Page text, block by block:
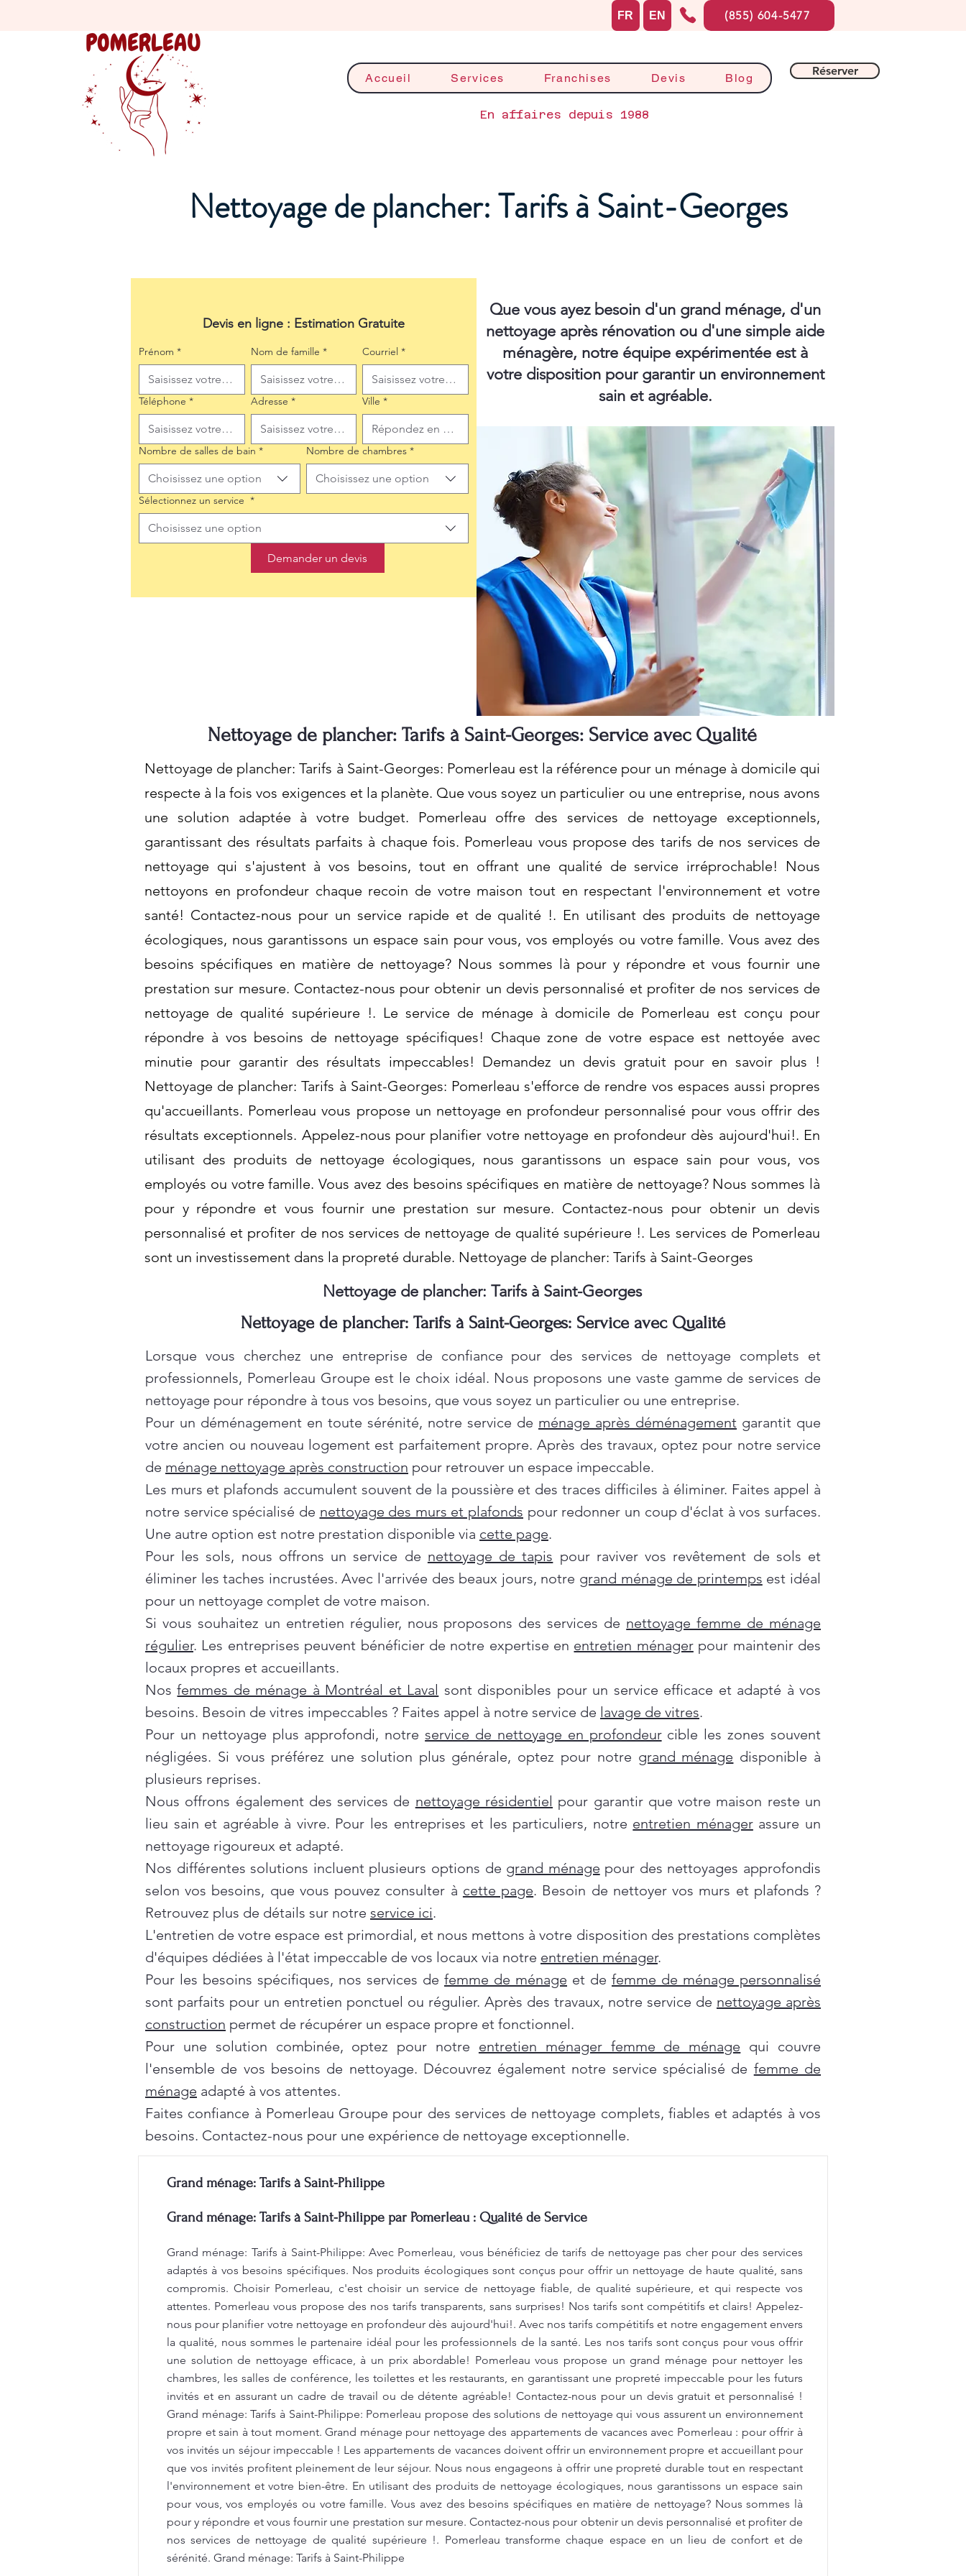
Accueil Services Franchises Devis Blog
Réserver
En affaires depuis 1988
FR EN (855) 604-5477
Nettoyage de plancher: Tarifs à Saint-Georges
Devis en ligne : Estimation Gratuite
Prénom * Nom de famille * Courriel *
Téléphone * Adresse * Ville *
Nombre de salles de bain *
Choisissez une option
Nombre de chambres *
Choisissez une option
Sélectionnez un service *
Choisissez une option
Demander un devis
Que vous ayez besoin d'un grand ménage, d'un
nettoyage après rénovation ou d'une simple aide
ménagère, notre équipe expérimentée est à
votre disposition pour garantir un environnement
sain et agréable.
Nettoyage de plancher: Tarifs à Saint-Georges: Service avec Qualité
Nettoyage de plancher: Tarifs à Saint-Georges: Pomerleau est la référence pour un ménage à domicile qui
respecte à la fois vos exigences et la planète. Que vous soyez un particulier ou une entreprise, nous avons
une solution adaptée à votre budget. Pomerleau offre des services de nettoyage exceptionnels,
garantissant des résultats parfaits à chaque fois. Pomerleau vous propose des tarifs de nos services de
nettoyage qui s'ajustent à vos besoins, tout en offrant une qualité de service irréprochable! Nous
nettoyons en profondeur chaque recoin de votre maison tout en respectant l'environnement et votre
santé! Contactez-nous pour un service rapide et de qualité !. En utilisant des produits de nettoyage
écologiques, nous garantissons un espace sain pour vous, vos employés ou votre famille. Vous avez des
besoins spécifiques en matière de nettoyage? Nous sommes là pour y répondre et vous fournir une
prestation sur mesure. Contactez-nous pour obtenir un devis personnalisé et profiter de nos services de
nettoyage de qualité supérieure !. Le service de ménage à domicile de Pomerleau est conçu pour
répondre à vos besoins de nettoyage spécifiques! Chaque zone de votre espace est nettoyée avec
minutie pour garantir des résultats impeccables! Demandez un devis gratuit pour en savoir plus !
Nettoyage de plancher: Tarifs à Saint-Georges: Pomerleau s'efforce de rendre vos espaces aussi propres
qu'accueillants. Pomerleau vous propose un nettoyage en profondeur personnalisé pour vous offrir des
résultats exceptionnels. Appelez-nous pour planifier votre nettoyage en profondeur dès aujourd'hui!. En
utilisant des produits de nettoyage écologiques, nous garantissons un espace sain pour vous, vos
employés ou votre famille. Vous avez des besoins spécifiques en matière de nettoyage? Nous sommes là
pour y répondre et vous fournir une prestation sur mesure. Contactez-nous pour obtenir un devis
personnalisé et profiter de nos services de nettoyage de qualité supérieure !. Les services de Pomerleau
sont un investissement dans la propreté durable. Nettoyage de plancher: Tarifs à Saint-Georges
Nettoyage de plancher: Tarifs à Saint-Georges
Nettoyage de plancher: Tarifs à Saint-Georges: Service avec Qualité
Lorsque vous cherchez une entreprise de confiance pour des services de nettoyage complets et
professionnels, Pomerleau Groupe est le choix idéal. Nous proposons une vaste gamme de services de
nettoyage pour répondre à tous vos besoins, que vous soyez un particulier ou une entreprise.
Pour un déménagement en toute sérénité, notre service de ménage après déménagement garantit que
votre ancien ou nouveau logement est parfaitement propre. Après des travaux, optez pour notre service
de ménage nettoyage après construction pour retrouver un espace impeccable.
Les murs et plafonds accumulent souvent de la poussière et des traces difficiles à éliminer. Faites appel à
notre service spécialisé de nettoyage des murs et plafonds pour redonner un coup d'éclat à vos surfaces.
Une autre option est notre prestation disponible via cette page.
Pour les sols, nous offrons un service de nettoyage de tapis pour raviver vos revêtement de sols et
éliminer les taches incrustées. Avec l'arrivée des beaux jours, notre grand ménage de printemps est idéal
pour un nettoyage complet de votre maison.
Si vous souhaitez un entretien régulier, nous proposons des services de nettoyage femme de ménage
régulier. Les entreprises peuvent bénéficier de notre expertise en entretien ménagerpour maintenir des
locaux propres et accueillants.
Nosfemmes de ménage à Montréal et Laval sont disponibles pour un service efficace et adapté à vos
besoins. Besoin de vitres impeccables ? Faites appel à notre service de lavage de vitres.
Pour un nettoyage plus approfondi, notreservice de nettoyage en profondeurcible les zones souvent
négligées. Si vous préférez une solution plus générale, optez pour notre grand ménage disponible à
plusieurs reprises.
Nous offrons également des services de nettoyage résidentiel pour garantir que votre maison reste un
lieu sain et agréable à vivre. Pour les entreprises et les particuliers, notre entretien ménagerassure un
nettoyage rigoureux et adapté.
Nos différentes solutions incluent plusieurs options de grand ménage pour des nettoyages approfondis
selon vos besoins, que vous pouvez consulter à cette page. Besoin de nettoyer vos murs et plafonds ?
Retrouvez plus de détails sur notre service ici.
L'entretien de votre espace est primordial, et nous mettons à votre disposition des prestations complètes
d'équipes dédiées à l'état impeccable de vos locaux via notre entretien ménager.
Pour les besoins spécifiques, nos services de femme de ménage et de femme de ménage personnalisé
sont parfaits pour un entretien ponctuel ou régulier. Après des travaux, notre service de nettoyage après
construction permet de récupérer un espace propre et fonctionnel.
Pour une solution combinée, optez pour notre entretien ménager femme de ménage qui couvre
l'ensemble de vos besoins de nettoyage. Découvrez également notre service spécialisé de femme de
ménage adapté à vos attentes.
Faites confiance à Pomerleau Groupe pour des services de nettoyage complets, fiables et adaptés à vos
besoins. Contactez-nous pour une expérience de nettoyage exceptionnelle.
Grand ménage: Tarifs à Saint-Philippe
Grand ménage: Tarifs à Saint-Philippe par Pomerleau : Qualité de Service
Grand ménage: Tarifs à Saint-Philippe: Avec Pomerleau, vous bénéficiez de tarifs de nettoyage pas cher pour des services
adaptés à vos besoins spécifiques. Nos produits écologiques sont conçus pour offrir un nettoyage de haute qualité, sans
compromis. Choisir Pomerleau, c'est choisir un service de nettoyage fiable, de qualité supérieure, et qui respecte vos
attentes. Pomerleau vous propose des nos tarifs transparents, sans surprises! Nos tarifs sont compétitifs et clairs! Appelez-
nous pour planifier votre nettoyage en profondeur dès aujourd'hui!. Avec nos tarifs compétitifs et notre engagement envers
la qualité, nous sommes le partenaire idéal pour les professionnels de la santé. Les nos tarifs sont conçus pour vous offrir
une solution de nettoyage efficace, à un prix abordable! Pomerleau vous propose un grand ménage pour nettoyer les
chambres, les salles de conférence, les toilettes et les restaurants, en garantissant une propreté impeccable pour les futurs
invités et en assurant un cadre de travail ou de détente agréable! Contactez-nous pour un devis gratuit et personnalisé !
Grand ménage: Tarifs à Saint-Philippe: Pomerleau propose des solutions de nettoyage qui vous assurent un environnement
propre et sain à tout moment. Grand ménage pour nettoyage des appartements de vacances avec Pomerleau : pour offrir à
vos invités un séjour impeccable ! Les appartements de vacances doivent offrir un environnement propre et accueillant pour
que vos invités profitent pleinement de leur séjour. Nous nous engageons à offrir une propreté durable tout en respectant
l'environnement et votre bien-être. En utilisant des produits de nettoyage écologiques, nous garantissons un espace sain
pour vous, vos employés ou votre famille. Vous avez des besoins spécifiques en matière de nettoyage? Nous sommes là
pour y répondre et vous fournir une prestation sur mesure. Contactez-nous pour obtenir un devis personnalisé et profiter de
nos services de nettoyage de qualité supérieure !. Pomerleau transforme chaque espace en un lieu de confort et de
sérénité. Grand ménage: Tarifs à Saint-Philippe